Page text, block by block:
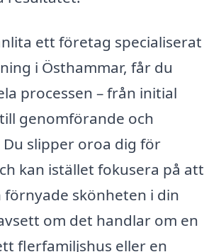
ett företag specialiserat
i Östhammar, får du
processen – från initial
genomförande och
slipper oroa dig för
kan istället fokusera på att
förnyade skönheten i din
om det handlar om en
flerfamiljshus eller en